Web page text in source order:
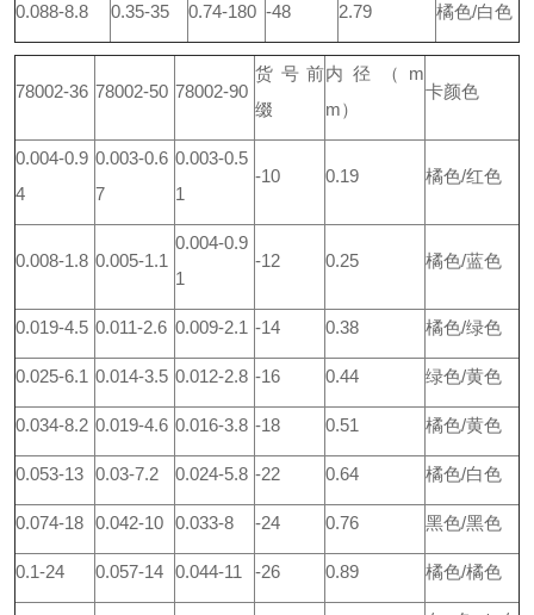
0.088-8.8 0.35-35 0.74-180 -48 2.79 橘色/白色
78002-36 78002-50 78002-90
货号前
缀
内径（m
m）
卡颜色
0.004-0.9
4
0.003-0.6
7
0.003-0.5
1
-10 0.19 橘色/红色
0.008-1.8 0.005-1.1
0.004-0.9
1
-12 0.25 橘色/蓝色
0.019-4.5 0.011-2.6 0.009-2.1 -14 0.38 橘色/绿色
0.025-6.1 0.014-3.5 0.012-2.8 -16 0.44 绿色/黄色
0.034-8.2 0.019-4.6 0.016-3.8 -18 0.51 橘色/黄色
0.053-13 0.03-7.2 0.024-5.8 -22 0.64 橘色/白色
0.074-18 0.042-10 0.033-8 -24 0.76 黑色/黑色
0.1-24 0.057-14 0.044-11 -26 0.89 橘色/橘色